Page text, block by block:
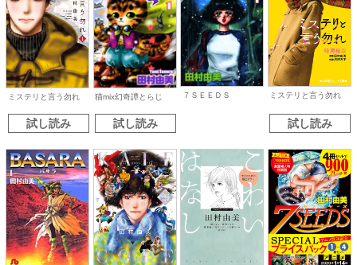
ミステリと言う勿れ
試し読み
猫mix幻奇譚とらじ
試し読み
７ＳＥＥＤＳ ミステリと言う勿れ
試し読み